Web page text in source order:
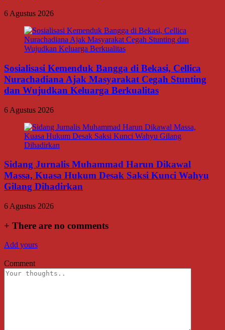
6 Agustus 2026
Sosialisasi Kemenduk Bangga di Bekasi, Cellica
Nurachadiana Ajak Masyarakat Cegah Stunting
dan Wujudkan Keluarga Berkualitas
6 Agustus 2026
Sidang Jurnalis Muhammad Harun Dikawal
Massa, Kuasa Hukum Desak Saksi Kunci Wahyu
Gilang Dihadirkan
6 Agustus 2026
+ There are no comments
Add yours
Comment